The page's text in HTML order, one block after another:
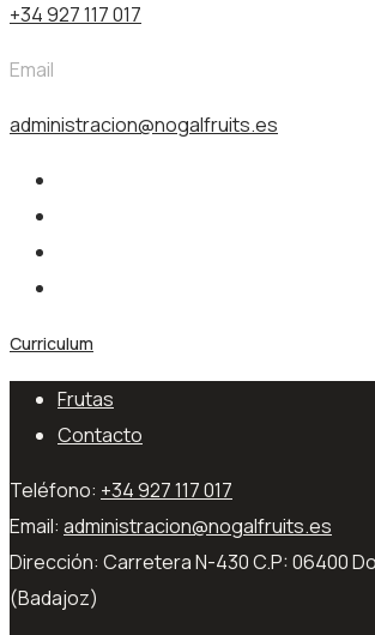
+34 927 117 017
Email
administracion@nogalfruits.es
Curriculum
Frutas
Contacto
Teléfono: +34 927 117 017
Email: administracion@nogalfruits.es
Dirección: Carretera N-430 C.P: 06400
(Badajoz)